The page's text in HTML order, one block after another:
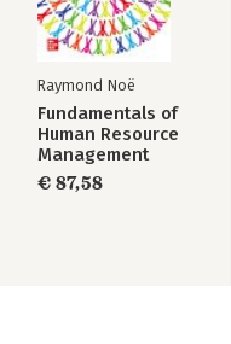
Raymond Noë
Fundamentals of
Human Resource
Management
€ 87,58